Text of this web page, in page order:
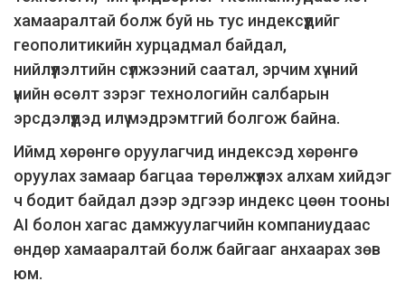
хамааралтай болж буй нь тус индексүүдийг
геополитикийн хурцадмал байдал,
нийлүүлэлтийн сүлжээний саатал, эрчим хүчний
үнийн өсөлт зэрэг технологийн салбарын
эрсдэлүүдэд илүү мэдрэмтгий болгож байна.
Иймд хөрөнгө оруулагчид индексэд хөрөнгө
оруулах замаар багцаа төрөлжүүлэх алхам хийдэг
ч бодит байдал дээр эдгээр индекс цөөн тооны
AI болон хагас дамжуулагчийн компаниудаас
өндөр хамааралтай болж байгааг анхаарах зөв
юм.